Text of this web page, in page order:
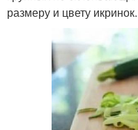
размеру и цвету икринок.